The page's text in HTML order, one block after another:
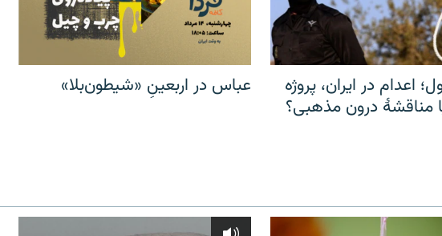
اعدام در ایران، پروژه
مناقشهٔ درون مذهبی؟
عباس در اربعینِ «شیطون‌بلا»